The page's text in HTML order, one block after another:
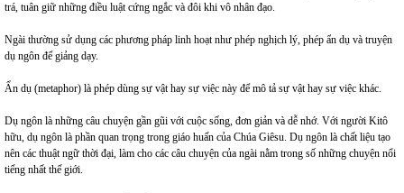
trá, tuân giữ những điều luật cứng ngắc và đôi khi vô nhân đạo.
Ngài thường sử dụng các phương pháp linh hoạt như phép nghịch lý, phép ẩn dụ và truyện
dụ ngôn để giảng dạy.
Ẩn dụ (metaphor) là phép dùng sự vật hay sự việc này để mô tả sự vật hay sự việc khác.
Dụ ngôn là những câu chuyện gần gũi với cuộc sống, đơn giản và dễ nhớ. Với người Kitô
hữu, dụ ngôn là phần quan trọng trong giáo huấn của Chúa Giêsu. Dụ ngôn là chất liệu tạo
nên các thuật ngữ thời đại, làm cho các câu chuyện của ngài nằm trong số những chuyện nổi
tiếng nhất thế giới.